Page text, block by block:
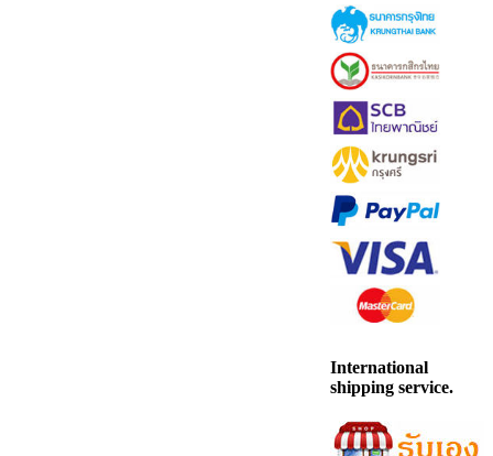
International
shipping service.